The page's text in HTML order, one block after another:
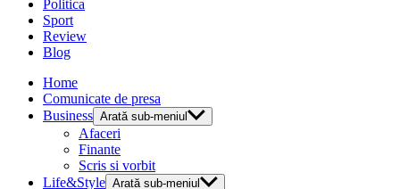
Politica
Sport
Review
Blog
Home
Comunicate de presa
Business Arată sub-meniul
Afaceri
Finante
Scris si vorbit
Life&Style Arată sub-meniul